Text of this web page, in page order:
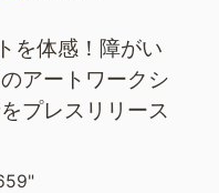
を体感！障がい
アートワークシ
プレスリリース